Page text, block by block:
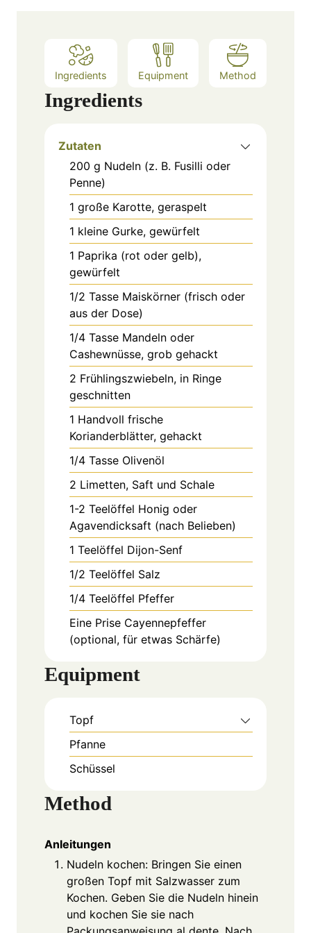
Ingredients Equipment Method
Ingredients
Zutaten
200 g Nudeln (z. B. Fusilli oder
Penne)
1 große Karotte, geraspelt
1 kleine Gurke, gewürfelt
1 Paprika (rot oder gelb),
gewürfelt
1/2 Tasse Maiskörner (frisch oder
aus der Dose)
1/4 Tasse Mandeln oder
Cashewnüsse, grob gehackt
2 Frühlingszwiebeln, in Ringe
geschnitten
1 Handvoll frische
Korianderblätter, gehackt
1/4 Tasse Olivenöl
2 Limetten, Saft und Schale
1-2 Teelöffel Honig oder
Agavendicksaft (nach Belieben)
1 Teelöffel Dijon-Senf
1/2 Teelöffel Salz
1/4 Teelöffel Pfeffer
Eine Prise Cayennepfeffer
(optional, für etwas Schärfe)
Equipment
Topf
Pfanne
Schüssel
Method
Anleitungen
Nudeln kochen: Bringen Sie einen
großen Topf mit Salzwasser zum
Kochen. Geben Sie die Nudeln hinein
und kochen Sie sie nach